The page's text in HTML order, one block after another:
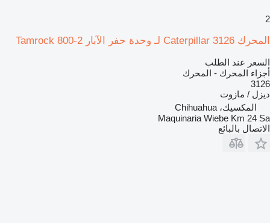
2
المحرك Caterpillar 3126 لـ وحدة حفر الآبار Tamrock 800-2
السعر عند الطلب
أجزاء المحرك - المحرك
3126
ديزل / مازوت
المكسيك، Chihuahua
Maquinaria Wiebe Km 24 Sa
الاتصال بالبائع